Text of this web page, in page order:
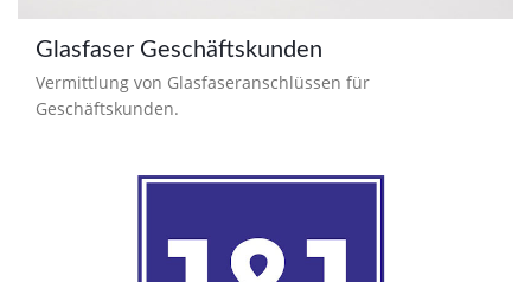
Glasfaser Geschäftskunden
Vermittlung von Glasfaseranschlüssen für
Geschäftskunden.